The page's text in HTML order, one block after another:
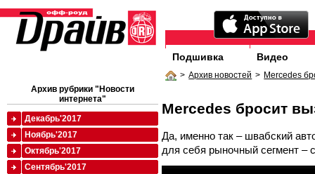
Подшивка Видео
> Архив новостей > Mercedes
Mercedes бросит
Да, именно так – швабский
для себя рыночный сегмент –
Архив рубрики "Новости
интернета"
Декабрь'2017
Ноябрь'2017
Октябрь'2017
Сентябрь'2017